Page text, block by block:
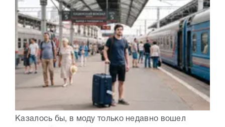
Казалось бы, в моду только недавно вошел